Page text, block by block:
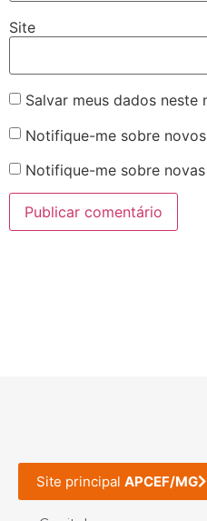
Site
Salvar meus dados
Notifique-me sobre
Notifique-me sobre
Site principal APCEF/MG